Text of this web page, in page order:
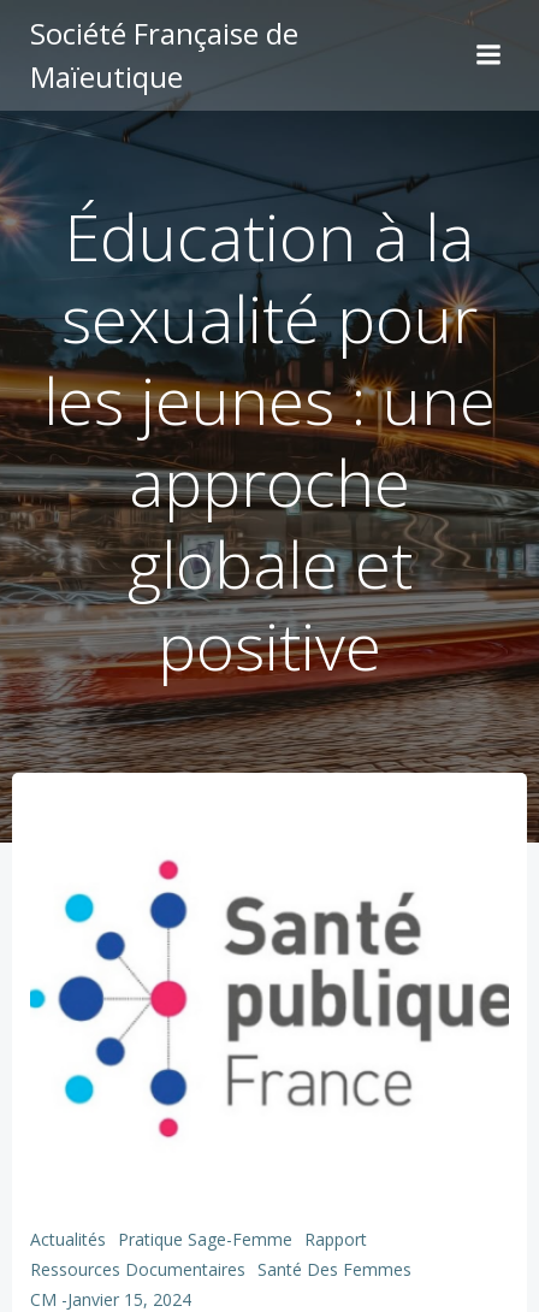
au
Société Française de
Maïeutique
Éducation à la
sexualité pour
les jeunes : une
approche
globale et
positive
Actualités Pratique Sage-Femme
Rapport
Ressources Documentaires Santé Des Femmes
CM -Janvier 15, 2024